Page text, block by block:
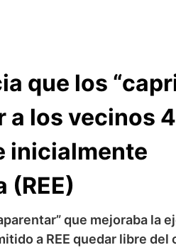
que los
a los vecinos
inicialmente
(REE)
que mejoraba la
a REE quedar libre del